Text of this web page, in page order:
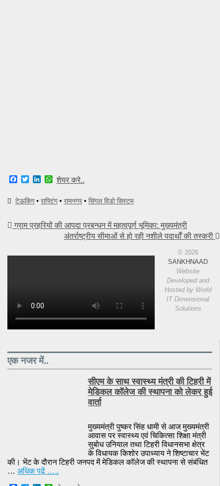
F
e
o
T
t
r
L
k
I
W
t
p
शेयर करे..
टेऊकिंग•राफ्टिंग•रामनगर •सिंगल विडो सिस्टम
ग्राम प्रहरियों की आपदा प्रबन्धन में महत्वपूर्ण भूमिका: मुख्यमंत्री
अंतर्राष्ट्रीय सीमाओं से हो रही नशीले पदार्थों की तस्करी
एक नजर में..
सीएम के साथ स्वास्थ्य मंत्री की टिहरी में
मेडिकल कॉलेज की स्थापना को लेकर हुई
वार्ता
मुख्यमंत्री पुष्कर सिंह धामी से आज मुख्यमंत्री
आवास पर स्वास्थ्य एवं चिकित्सा शिक्षा मंत्री
सुबोध उनियाल तथा टिहरी विधानसभा क्षेत्र
के विधायक किशोर उपाध्याय ने शिष्टाचार भेंट
की। भेंट के दौरान टिहरी जनपद में मेडिकल कॉलेज की स्थापना से संबंधित
… अधिक पढ़ें …..
© 2026
SANKHNAAD
Website
Developed and
Hosted by World
IT Dimensional
Solutions